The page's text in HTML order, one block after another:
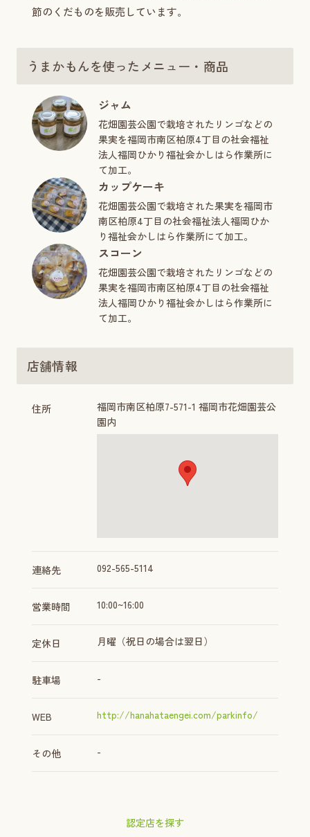
認定店を探す
節のくだものを販売しています。
うまかもんを使ったメニュー・商品
ジャム
花畑園芸公園で栽培されたリンゴなどの
果実を福岡市南区柏原4丁目の社会福祉
法人福岡ひかり福祉会かしはら作業所に
て加工。
カップケーキ
花畑園芸公園で栽培された果実を福岡市
南区柏原4丁目の社会福祉法人福岡ひか
り福祉会かしはら作業所にて加工。
スコーン
花畑園芸公園で栽培されたリンゴなどの
果実を福岡市南区柏原4丁目の社会福祉
法人福岡ひかり福祉会かしはら作業所に
て加工。
店舗情報
住所
福岡市南区柏原7-571-1 福岡市花畑園芸公
園内
連絡先 092-565-5114
営業時間 10:00~16:00
定休日 月曜（祝日の場合は翌日）
駐車場 -
WEB http://hanahataengei.com/parkinfo/
その他 -